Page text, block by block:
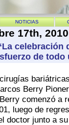
NOTICIAS
17th, 2010
celebración
de todo
Berry
comenzó a
luego de
doctor junto a